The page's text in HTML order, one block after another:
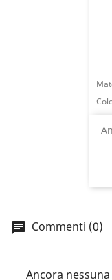
Commenti (0)
Ancora
You need to be